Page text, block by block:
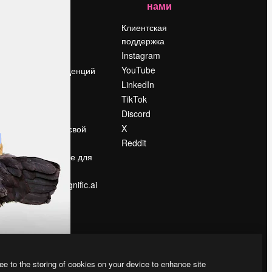
Поиск тенденций
Продайте свой
Помещение для
прессы
Ищете magnific.ai
нами
Клиентская
поддержка
Instagram
YouTube
LinkedIn
TikTok
Discord
X
Reddit
to the storing of cookies on your device to enhance site